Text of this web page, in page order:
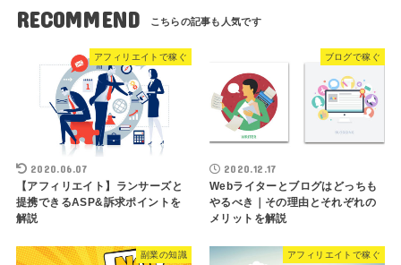
RECOMMEND
アフィリエイトで稼ぐ
2020.06.07
【アフィリエイト】ランサーズと
提携できるASP&訴求ポイントを
解説
ブログで稼ぐ
2020.12.17
Webライターとブログはどっちも
やるべき｜その理由とそれぞれの
メリットを解説
副業の知識 アフィリエイトで稼ぐ